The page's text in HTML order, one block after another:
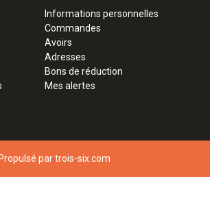
Informations personnelles
Commandes
Avoirs
Adresses
Bons de réduction
Mes alertes
partrois-six.com